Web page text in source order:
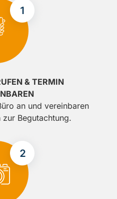
& TERMIN
an und vereinbaren
zur Begutachtung.